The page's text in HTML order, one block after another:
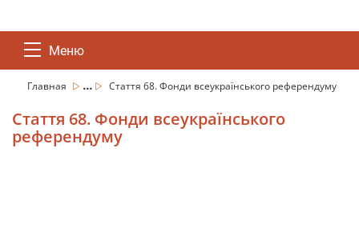
Меню
Главная ... Стаття 68. Фонди всеукраїнського референдуму
Стаття 68. Фонди всеукраїнського
референдуму